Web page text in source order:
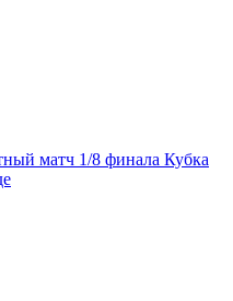
матч 1/8 финала Кубка